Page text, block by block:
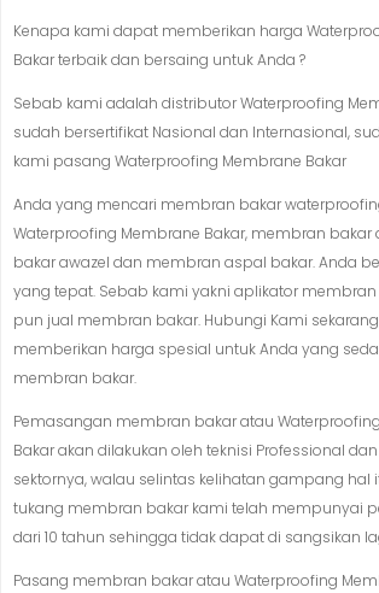
Kenapa kami dapat memberikan harga
Bakar terbaik dan bersaing untuk Anda ?
Sebab kami adalah distributor Waterproofing
sudah bersertifikat Nasional dan Internasional,
kami pasang Waterproofing Membrane Bakar
Anda yang mencari membran bakar
Waterproofing Membrane Bakar, membran
bakar awazel dan membran aspal bakar. Anda
yang tepat. Sebab kami yakni aplikator
pun jual membran bakar. Hubungi Kami
memberikan harga spesial untuk Anda yang
membran bakar.
Pemasangan membran bakar atau
Bakar akan dilakukan oleh teknisi Professional
sektornya, walau selintas kelihatan gampang hal
tukang membran bakar kami telah mempunyai
dari 10 tahun sehingga tidak dapat di sangsikan
Pasang membran bakar atau Waterproofing